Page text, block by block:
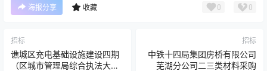
海报分享 收藏 0 0
招标
谯城区充电基础设施建设四期
（区城市管理局综合执法大队
招标
中铁十四局集团房桥有限公司
芜湖分公司二三类材料采购